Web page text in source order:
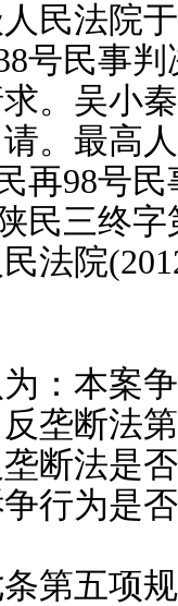
民法院
号民事
。吴小
。最高
再98号
民三终
法院
本案争
垄断法
断法是
为是否
五项规